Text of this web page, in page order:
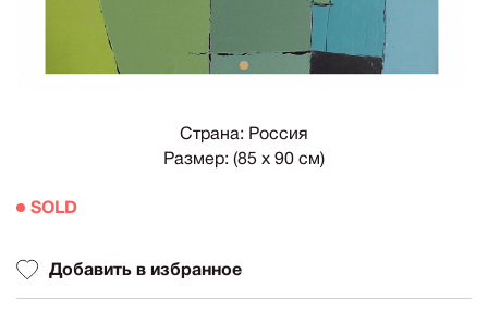
Страна: Россия
Размер: (85 х 90 см)
SOLD
Добавить в избранное